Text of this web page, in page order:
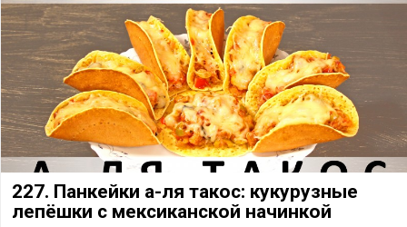
227. Панкейки а-ля такос: кукурузные
лепёшки с мексиканской начинкой